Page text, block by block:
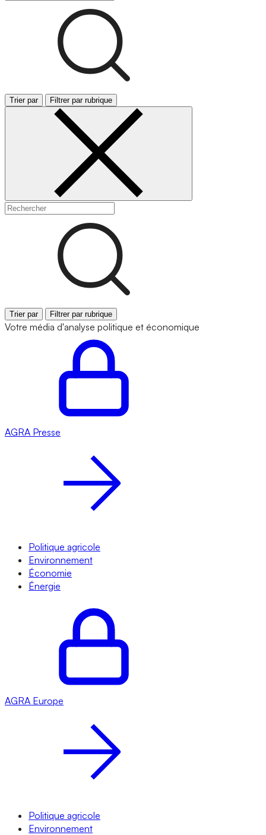
Trier par Filtrer par rubrique
Trier par Filtrer par rubrique
Votre média d'analyse politique et économique
AGRA Presse
Politique agricole
Environnement
Économie
Énergie
AGRA Europe
Politique agricole
Environnement